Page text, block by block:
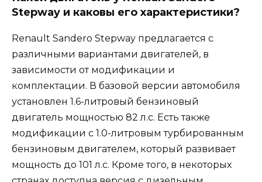
Stepway и каковы его характеристики?
Renault Sandero Stepway предлагается с
различными вариантами двигателей, в
зависимости от модификации и
комплектации. В базовой версии автомобиля
установлен 1.6-литровый бензиновый
двигатель мощностью 82 л.с. Есть также
модификации с 1.0-литровым турбированным
бензиновым двигателем, который развивает
мощность до 101 л.с. Кроме того, в некоторых